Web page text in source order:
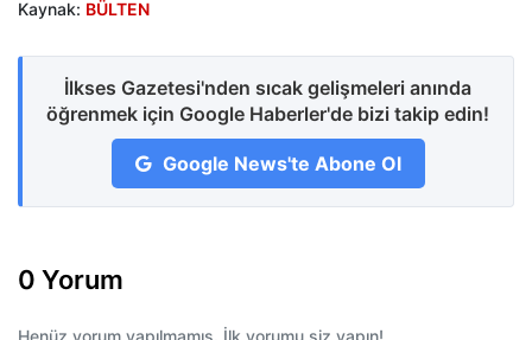
Kaynak: BÜLTEN
İlkses Gazetesi'nden sıcak gelişmeleri anında
öğrenmek için Google Haberler'de bizi takip edin!
Google News'te Abone Ol
0 Yorum